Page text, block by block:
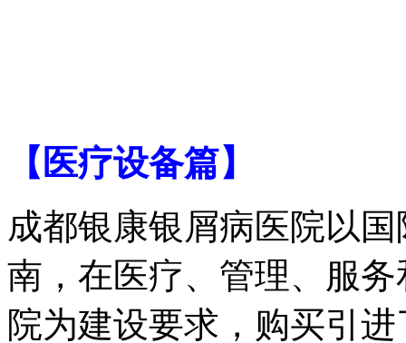
【医疗设备篇】
成都银康银屑病医院以
南，在医疗、管理、服
院为建设要求，购买引